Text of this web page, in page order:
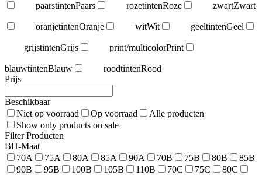
paarstintenPaars rozetintenRoze zwartZwart
oranjetintenOranje witWit geeltintenGeel
grijstintenGrijs print/multicolorPrint
blauwtintenBlauw roodtintenRood
Prijs
Beschikbaar
Niet op voorraad
Op voorraad
Alle producten
Show only products on sale
Filter Producten
BH-Maat
70A
75A 80A 85A 90A 70B 75B 80B
85B
90B
95B 100B 105B 110B 70C 75C
80C